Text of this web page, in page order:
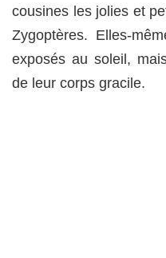
cousines les jolies et
Zygoptères. Elles-
exposés au soleil,
de leur corps gracile.